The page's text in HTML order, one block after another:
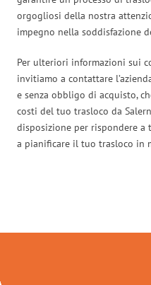
orgogliosi della nostra
impegno nella soddisfazione
Per ulteriori informazioni sui
invitiamo a contattare
e senza obbligo di acquisto,
costi del tuo trasloco da
disposizione per rispondere
a pianificare il tuo trasloco in